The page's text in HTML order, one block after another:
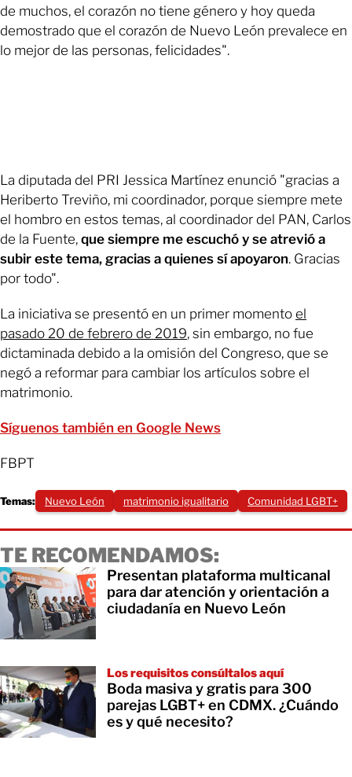
de muchos, el corazón no tiene género y hoy queda
demostrado que el corazón de Nuevo León prevalece en
lo mejor de las personas, felicidades".
La diputada del PRI Jessica Martínez enunció "gracias a
Heriberto Treviño, mi coordinador, porque siempre mete
el hombro en estos temas, al coordinador del PAN, Carlos
de la Fuente, que siempre me escuchó y se atrevió a
subir este tema, gracias a quienes sí apoyaron. Gracias
por todo".
La iniciativa se presentó en un primer momento el
pasado 20 de febrero de 2019, sin embargo, no fue
dictaminada debido a la omisión del Congreso, que se
negó a reformar para cambiar los artículos sobre el
matrimonio.
Síguenos también en Google News
FBPT
Temas: Nuevo León matrimonio igualitario Comunidad LGBT+
TE RECOMENDAMOS:
Presentan plataforma multicanal
para dar atención y orientación a
ciudadanía en Nuevo León
Los requisitos consúltalos aquí
Boda masiva y gratis para 300
parejas LGBT+ en CDMX. ¿Cuándo
es y qué necesito?